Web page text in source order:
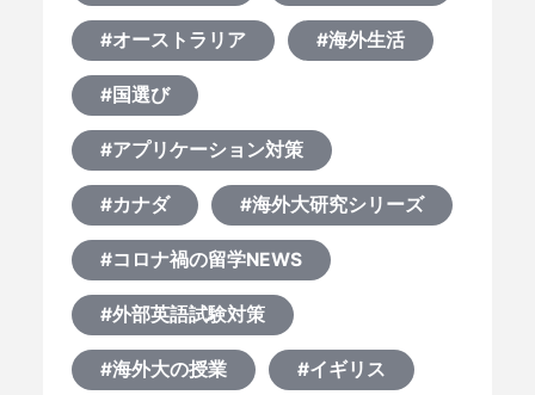
#オーストラリア #海外生活
#国選び
#アプリケーション対策
#カナダ #海外大研究シリーズ
#コロナ禍の留学NEWS
#外部英語試験対策
#海外大の授業 #イギリス